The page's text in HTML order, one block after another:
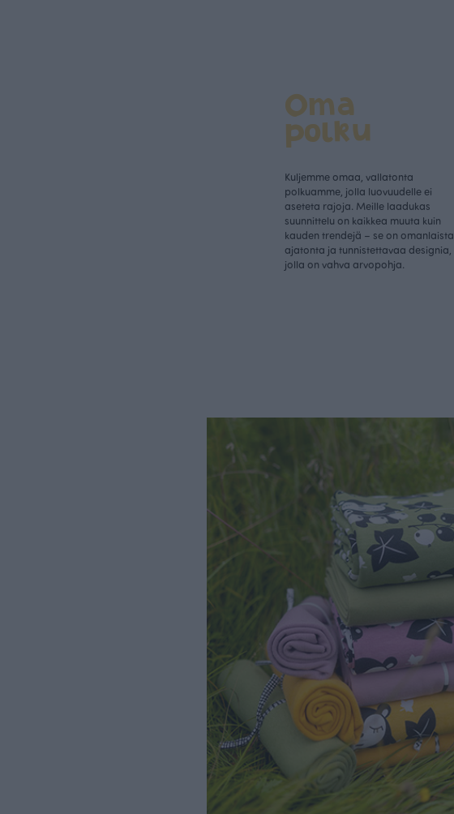
Oma
polku
Kuljemme omaa, vallatonta
polkuamme, jolla luovuudelle ei
aseteta rajoja. Meille laadukas
suunnittelu on kaikkea muuta kuin
kauden trendejä – se on omanlaista,
ajatonta ja tunnistettavaa designia,
jolla on vahva arvopohja.